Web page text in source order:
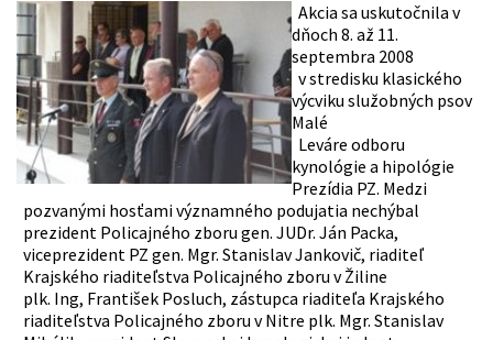
Akcia sa uskutočnila v
dňoch 8. až 11.
septembra 2008
v stredisku klasického
výcviku služobných psov
Malé
Leváre odboru
kynológie a hipológie
Prezídia PZ. Medzi
pozvanými hosťami významného podujatia nechýbal
prezident Policajného zboru gen. JUDr. Ján Packa,
viceprezident PZ gen. Mgr. Stanislav Jankovič, riaditeľ
Krajského riaditeľstva Policajného zboru v Žiline
plk. Ing, František Posluch, zástupca riaditeľa Krajského
riaditeľstva Policajného zboru v Nitre plk. Mgr. Stanislav